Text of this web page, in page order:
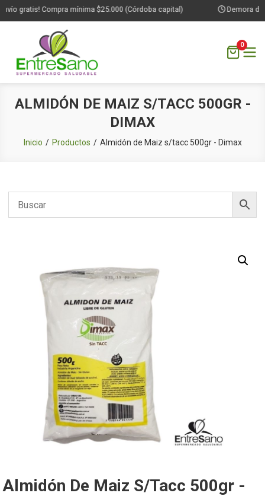
gratis! Compra mínima $25.000 (Córdoba capital) Demora de
0
ALMIDÓN DE MAIZ S/TACC 500GR -
DIMAX
Inicio Productos Almidón de Maiz s/tacc 500gr - Dimax
Almidón De Maiz S/tacc 500gr -